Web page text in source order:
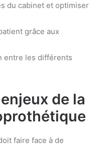
du cabinet et optimiser
grâce aux
entre les différents
de la
faire face à de